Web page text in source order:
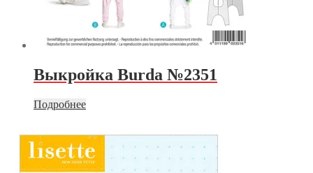
Выкройка Burda №2351
Подробнее